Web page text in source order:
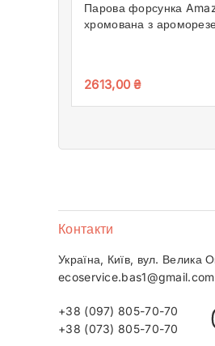
Парова форсунка
хромована з
2613,00₴
Контакти
Україна, Київ, вул. Велика
ecoservice.bas1@gmail.com
+38 (097) 805-70-70
+38 (073) 805-70-70